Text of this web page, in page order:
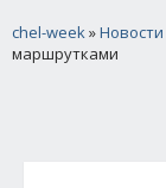
chel-week»Новости
маршрутками